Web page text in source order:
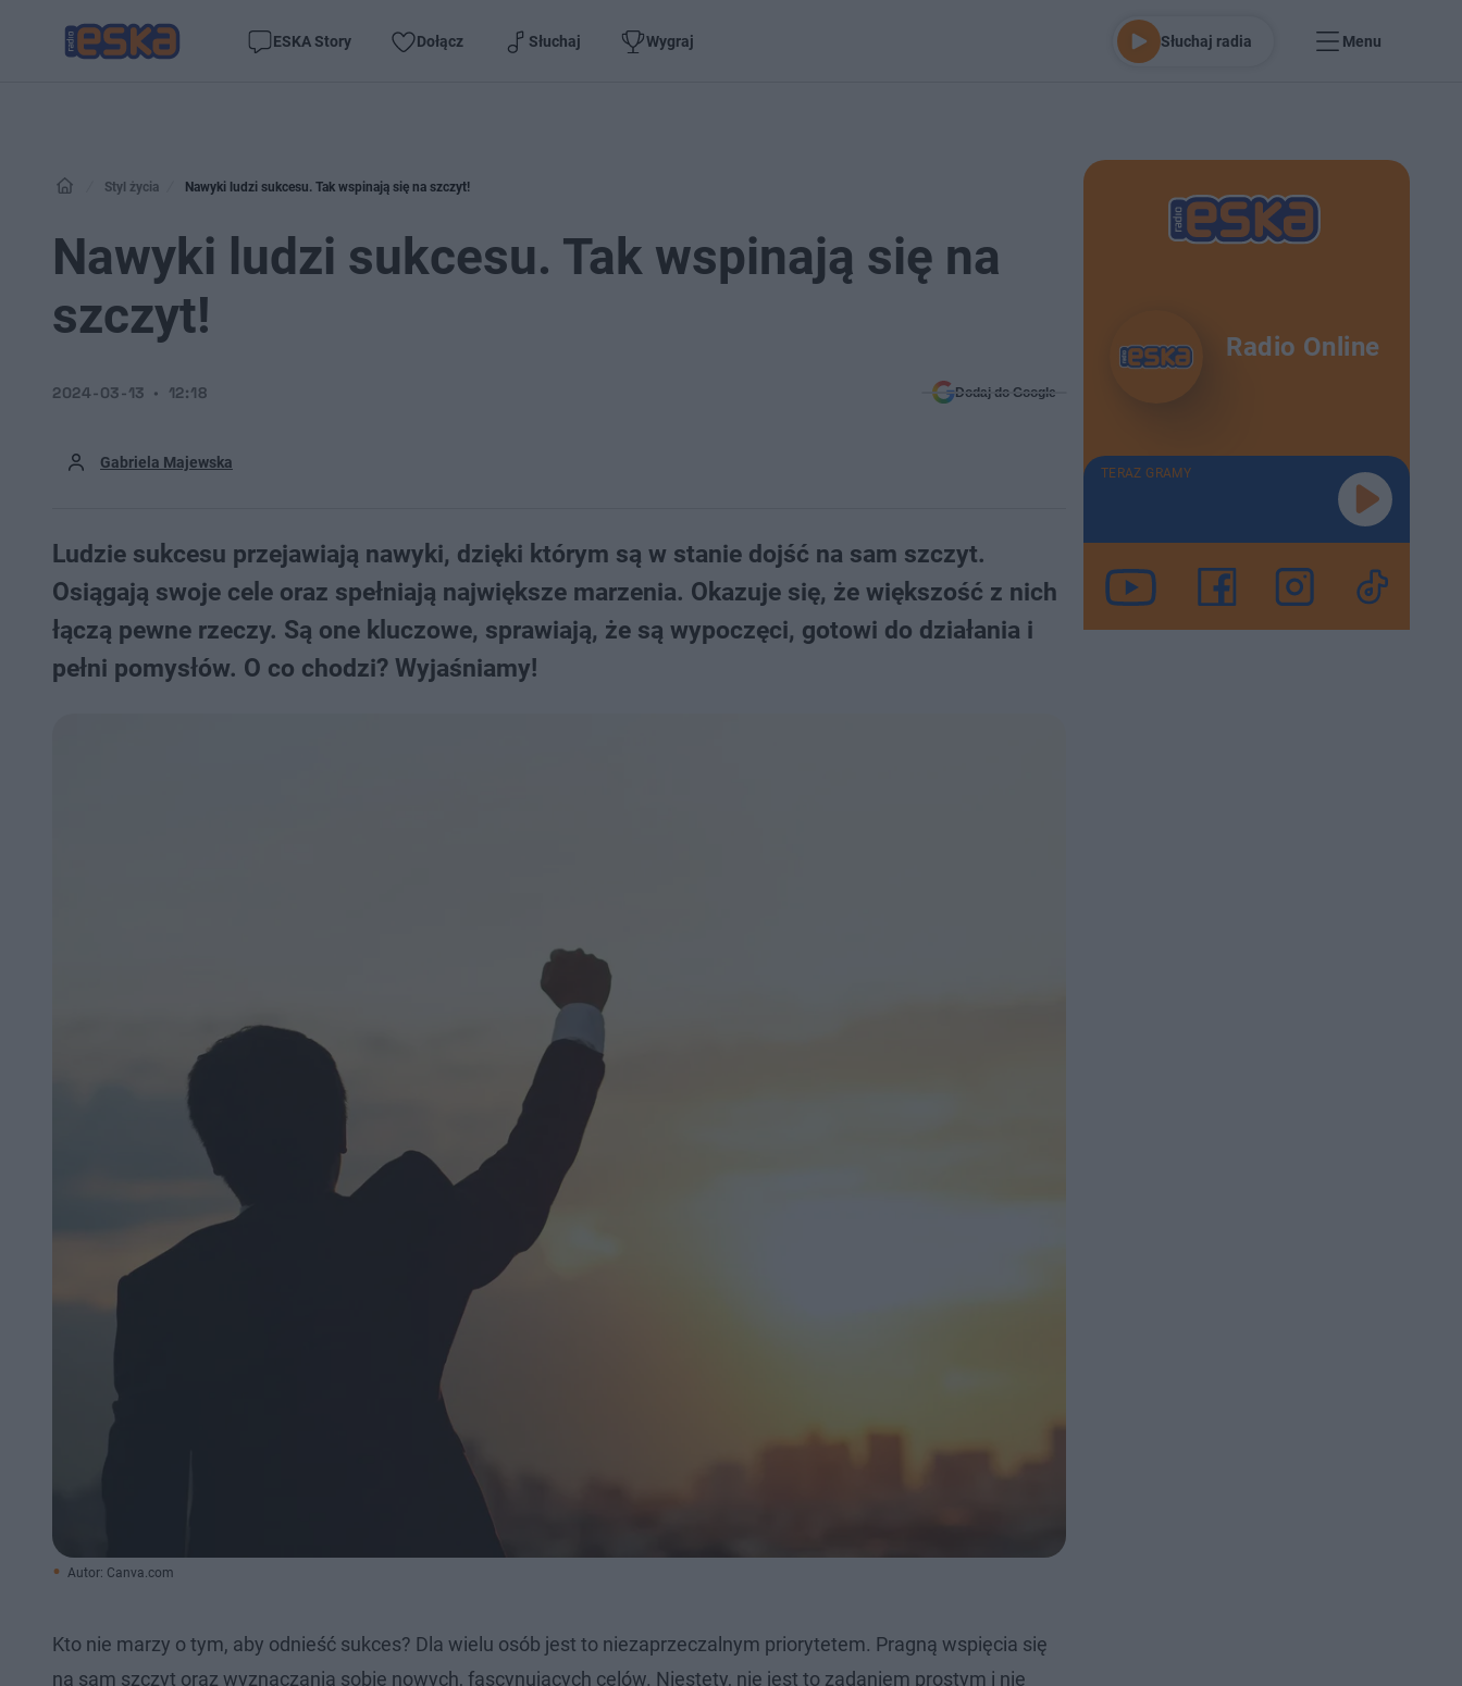
ESKA Story Dołącz Słuchaj Wygraj Słuchaj radia Menu
Styl życia Nawyki ludzi sukcesu. Tak wspinają się na szczyt!
Nawyki ludzi sukcesu. Tak wspinają się na
szczyt!
Gabriela Majewska
2024-03-13 12:18 Dodaj do Google
Ludzie sukcesu przejawiają nawyki, dzięki którym są w stanie dojść na sam szczyt.
Osiągają swoje cele oraz spełniają największe marzenia. Okazuje się, że większość z nich
łączą pewne rzeczy. Są one kluczowe, sprawiają, że są wypoczęci, gotowi do działania i
pełni pomysłów. O co chodzi? Wyjaśniamy!
Autor: Canva.com
Kto nie marzy o tym, aby odnieść sukces? Dla wielu osób jest to niezaprzeczalnym priorytetem. Pragną wspięcia się
na sam szczyt oraz wyznaczania sobie nowych, fascynujących celów. Niestety, nie jest to zadaniem prostym i nie
Radio Online
TERAZ GRAMY